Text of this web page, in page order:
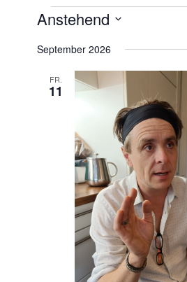
Veranstaltungen
Anstehend
wählen.
September 2026
FR.
11